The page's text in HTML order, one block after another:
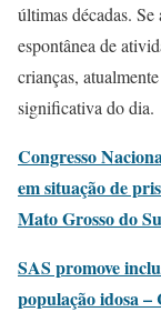
últimas décadas.
espontânea de
crianças,
significativa do dia.
Congresso
em situação de
Mato Grosso do
SAS promove
população idosa –